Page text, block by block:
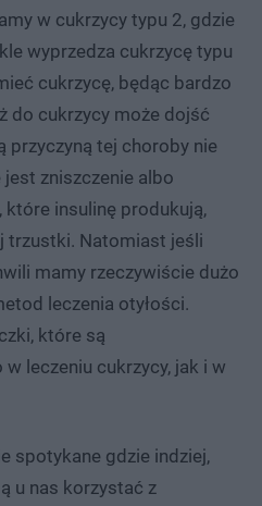
w cukrzycy typu 2, gdzie
wyprzedza cukrzycę typu
cukrzycę, będąc bardzo
do cukrzycy może dojść
przyczyną tej choroby nie
zniszczenie albo
insulinę produkują,
trzustki. Natomiast jeśli
mamy rzeczywiście dużo
leczenia otyłości.
które są
leczeniu cukrzycy, jak i w
spotykane gdzie indziej,
u nas korzystać z